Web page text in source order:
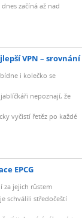
začíná až nad
VPN – srovnání
i kolečko se
nepoznají, že
vyčistí řetěz po každé
EPCG
za jejich růstem
schválili středočeští